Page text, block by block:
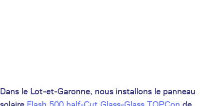
Dans le Lot-et-Garonne, nous installons le panneau